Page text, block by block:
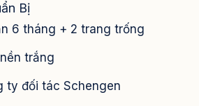
Bị
6 tháng + 2 trang trống
trắng
ty đối tác Schengen